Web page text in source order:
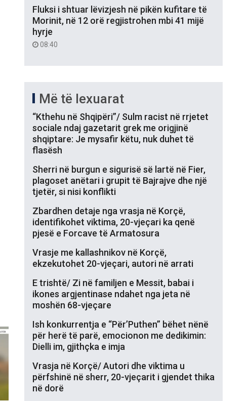
Fluksi i shtuar lëvizjesh në pikën kufitare të
Morinit, në 12 orë regjistrohen mbi 41 mijë
hyrje
08:40
Më të lexuarat
“Kthehu në Shqipëri”/ Sulm racist në rrjetet
sociale ndaj gazetarit grek me origjinë
shqiptare: Je mysafir këtu, nuk duhet të
flasësh
Sherri në burgun e sigurisë së lartë në Fier,
plagoset anëtari i grupit të Bajrajve dhe një
tjetër, si nisi konflikti
Zbardhen detaje nga vrasja në Korçë,
identifikohet viktima, 20-vjeçari ka qenë
pjesë e Forcave të Armatosura
Vrasje me kallashnikov në Korçë,
ekzekutohet 20-vjeçari, autori në arrati
E trishtë/ Zi në familjen e Messit, babai i
ikones argjentinase ndahet nga jeta në
moshën 68-vjeçare
Ish konkurrentja e “Për’Puthen” bëhet nënë
për herë të parë, emocionon me dedikimin:
Dielli im, gjithçka e imja
Vrasja në Korçë/ Autori dhe viktima u
përfshinë në sherr, 20-vjeçarit i gjendet thika
në dorë